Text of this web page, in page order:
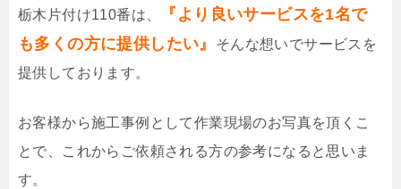
栃木片付け110番は、
『より良いサービスを1名で
も多くの方に提供したい』
そんな想いでサービスを
提供しております。
お客様から施工事例として作業現場のお写真を頂くこ
とで、これからご依頼される方の参考になると思いま
す。